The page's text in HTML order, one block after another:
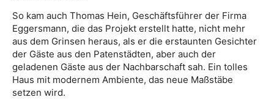
So kam auch Thomas Hein, Geschäftsführer der Firma
Eggersmann, die das Projekt erstellt hatte, nicht mehr
aus dem Grinsen heraus, als er die erstaunten Gesichter
der Gäste aus den Patenstädten, aber auch der
geladenen Gäste aus der Nachbarschaft sah. Ein tolles
Haus mit modernem Ambiente, das neue Maßstäbe
setzen wird.